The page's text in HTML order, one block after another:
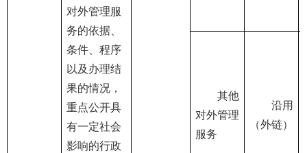
对外管理服
务的依据、
条件、程序
以及办理结
果的情况，
重点公开具
有一定社会
影响的行政
其他
对外管理
服务
沿用
（外链）